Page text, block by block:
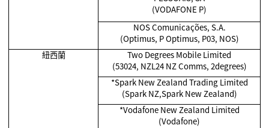
(VODAFONE P)
NOS Comunicações, S.A.
(Optimus, P Optimus, P03, NOS)
紐西蘭
Two Degrees Mobile Limited
(53024, NZL24 NZ Comms, 2degrees)
*Spark New Zealand Trading Limited
(Spark NZ,Spark New Zealand)
*Vodafone New Zealand Limited
(Vodafone)